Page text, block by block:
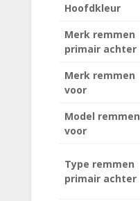
Hoofdkleur
Merk remmen
primair achter
Merk remmen
voor
Model remmen
voor
Type remmen
primair achter